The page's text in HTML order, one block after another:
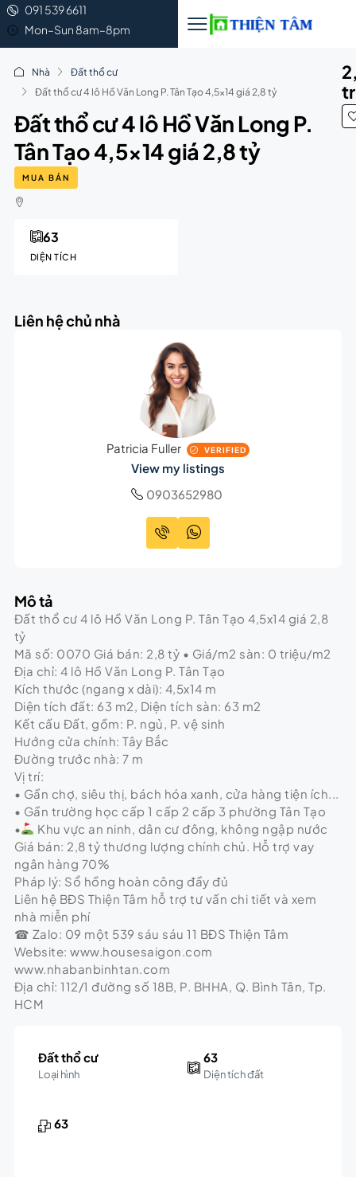
091 539 6611
Mon–Sun 8am–8pm
Nhà
Đất thổ cư
Đất thổ cư 4 lô Hồ Văn Long P. Tân Tạo 4,5×14 giá 2,8 tỷ
Đất thổ cư 4 lô Hồ Văn Long P.
Tân Tạo 4,5×14 giá 2,8 tỷ
MUA BÁN
DIỆN TÍCH
63
Liên hệ chủ nhà
Patricia Fuller VERIFIED
View my listings
0903652980
Mô tả
Đất thổ cư 4 lô Hồ Văn Long P. Tân Tạo 4,5x14 giá 2,8
tỷ
Mã số: 0070 Giá bán: 2,8 tỷ • Giá/m2 sàn: 0 triệu/m2
Địa chỉ: 4 lô Hồ Văn Long P. Tân Tạo
Kích thước (ngang x dài): 4,5x14 m
Diện tích đất: 63 m2, Diện tích sàn: 63 m2
Kết cấu Đất, gồm: P. ngủ, P. vệ sinh
Hướng cửa chính: Tây Bắc
Đường trước nhà: 7 m
Vị trí:
• Gần chợ, siêu thị, bách hóa xanh, cửa hàng tiện ích...
• Gần trường học cấp 1 cấp 2 cấp 3 phường Tân Tạo
•
Khu vực an ninh, dân cư đông, không ngập nước
Giá bán: 2,8 tỷ thương lượng chính chủ. Hỗ trợ vay
ngân hàng 70%
Pháp lý: Sổ hồng hoàn công đầy đủ
Liên hệ BĐS Thiện Tâm hỗ trợ tư vấn chi tiết và xem
nhà miễn phí
☎ Zalo: 09 một 539 sáu sáu 11 BĐS Thiện Tâm
Website: www.housesaigon.com
www.nhabanbinhtan.com
Địa chỉ: 112/1 đường số 18B, P. BHHA, Q. Bình Tân, Tp.
HCM
Đất thổ cư
Loại hình
63
Diện tích đất
63